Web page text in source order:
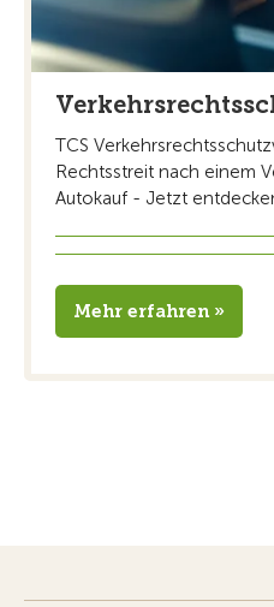
TCS
Rechtsstreit nach einem
Autokauf - Jetzt
Mehr erfahren »